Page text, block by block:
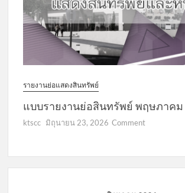
รายงานย่อแสดงสินทรัพย์
แบบรายงานย่อสินทรัพย์ พฤษภาคม
ktscc มิถุนายน 23, 2026 Commenton